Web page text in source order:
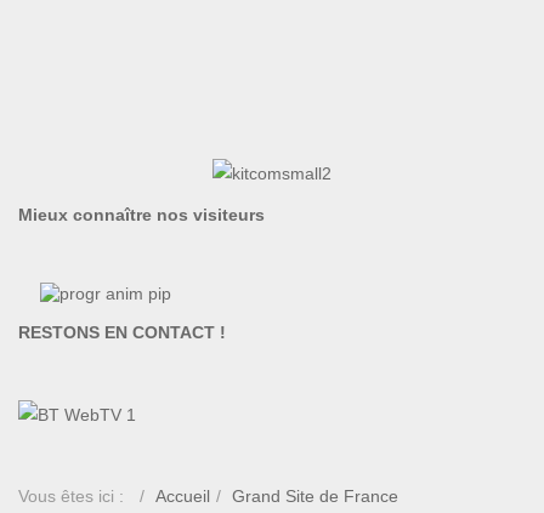
Mieux connaître nos visiteurs
RESTONS EN CONTACT !
Vous êtes ici : Accueil Grand Site de France